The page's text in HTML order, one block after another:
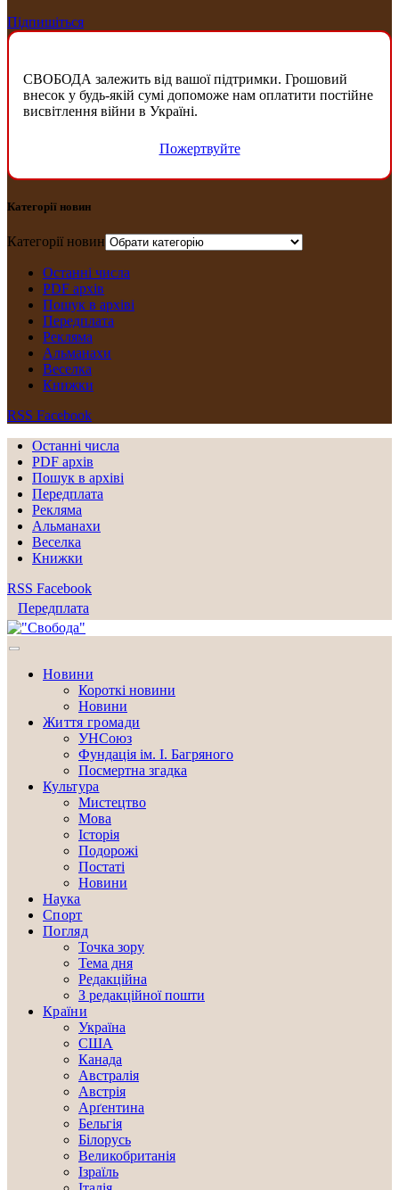
Підпишіться
СВОБОДА залежить від вашої підтримки. Грошовий
внесок у будь-якій сумі допоможе нам оплатити постійне
висвітлення війни в Україні.
Пожертвуйте
Категорії новин
Категорії новин
Останні числа
PDF архів
Пошук в архіві
Передплата
Рекляма
Альманахи
Веселка
Книжки
RSS Facebook
Останні числа
PDF архів
Пошук в архіві
Передплата
Рекляма
Альманахи
Веселка
Книжки
RSS Facebook
Передплата
Новини
Короткі новини
Новини
Життя громади
УНСоюз
Фундація ім. І. Багряного
Посмертна згадка
Культура
Мистецтво
Мова
Історія
Подорожі
Постаті
Новини
Наука
Спорт
Погляд
Точка зору
Тема дня
Редакційна
З редакційної пошти
Країни
Україна
США
Канада
Австралія
Австрія
Арґентина
Бельгія
Білорусь
Великобританія
Ізраїль